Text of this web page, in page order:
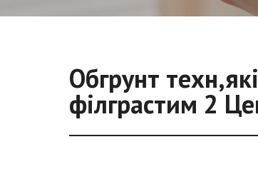
Обгрунт
філграстим 2